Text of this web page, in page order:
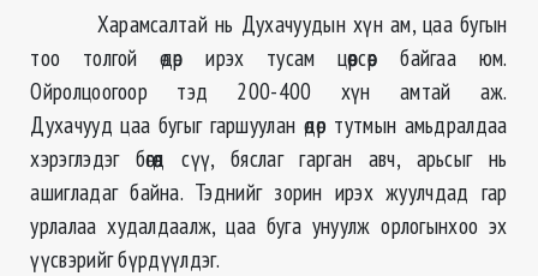
Харамсалтай нь Духачуудын хүн ам, цаа бугын
тоо толгой өдөр ирэх тусам цөөрсөөр байгаа юм.
Ойролцоогоор тэд 200-400 хүн амтай аж.
Духачууд цаа бугыг гаршуулан өдөр тутмын амьдралдаа
хэрэглэдэг бөгөөд сүү, бяслаг гарган авч, арьсыг нь
ашигладаг байна. Тэднийг зорин ирэх жуулчдад гар
урлалаа худалдаалж, цаа буга унуулж орлогынхоо эх
үүсвэрийг бүрдүүлдэг.